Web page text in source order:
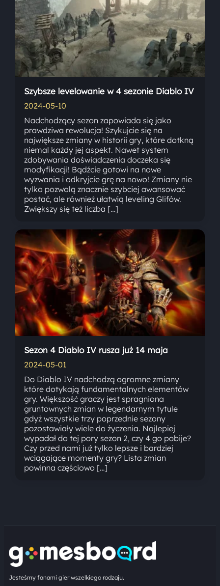
Szybsze levelowanie w 4 sezonie Diablo IV
2024-05-10
Nadchodzący sezon zapowiada się jako
prawdziwa rewolucja! Szykujcie się na
największe zmiany w historii gry, które dotkną
niemal każdy jej aspekt. Nawet system
zdobywania doświadczenia doczeka się
modyfikacji! Bądźcie gotowi na nowe
wyzwania i odkryjcie grę na nowo! Zmiany nie
tylko pozwolą znacznie szybciej awansować
postać, ale również ułatwią leveling Glifów.
Zwiększy się też liczba […]
Sezon 4 Diablo IV rusza już 14 maja
2024-05-01
Do Diablo IV nadchodzą ogromne zmiany
które dotykają fundamentalnych elementów
gry. Większość graczy jest spragniona
gruntownych zmian w legendarnym tytule
gdyż wszystkie trzy poprzednie sezony
pozostawiały wiele do życzenia. Najlepiej
wypadał do tej pory sezon 2, czy 4 go pobije?
Czy przed nami już tylko lepsze i bardziej
wciągające momenty gry? Lista zmian
powinna częściowo […]
Jesteśmy fanami gier wszelkiego rodzaju.